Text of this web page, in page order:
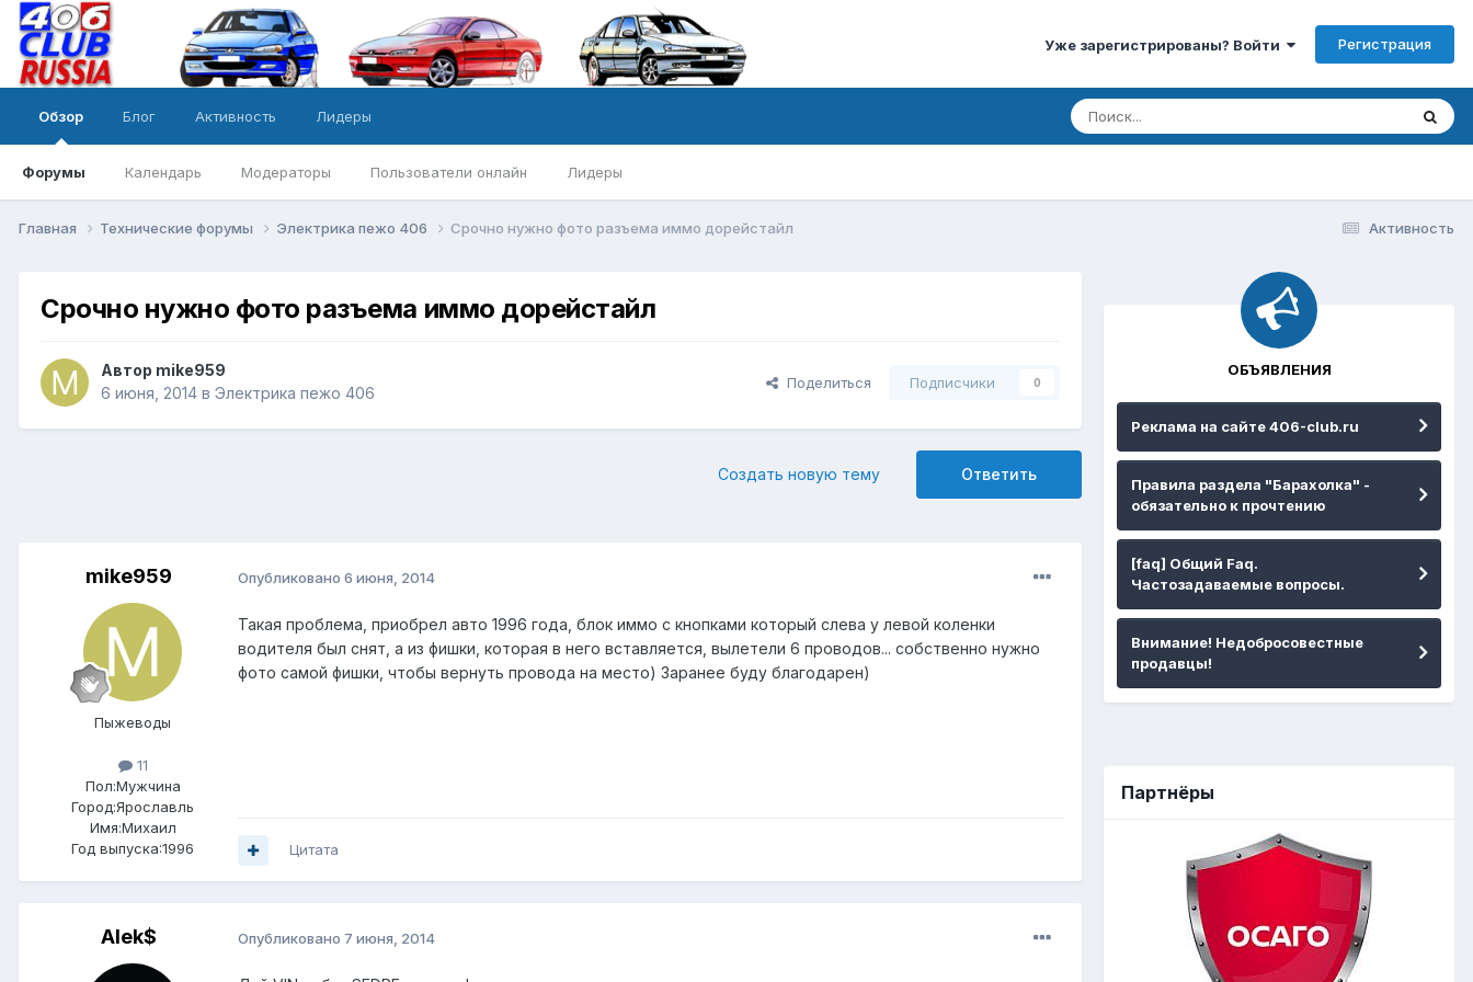
Уже зарегистрированы? Войти Регистрация
Обзор
Форумы Календарь Модераторы Пользователи онлайн Лидеры
Блог Активность Лидеры
Активность
Главная Технические форумы Электрика пежо 406 Срочно нужно фото разъема иммо дорейстайл
Срочно нужно фото разъема иммо дорейстайл
Автор mike959
6 июня, 2014 в Электрика пежо 406
Поделиться Подписчики 0
Ответить
Создать новую тему
mike959
Пыжеводы
11
Пол:Мужчина
Город:Ярославль
Имя:Михаил
Год выпуска:1996
Опубликовано 6 июня, 2014
Такая проблема, приобрел авто 1996 года, блок иммо с кнопками который слева у левой коленки
водителя был снят, а из фишки, которая в него вставляется, вылетели 6 проводов... собственно нужно
фото самой фишки, чтобы вернуть провода на место) Заранее буду благодарен)
Цитата
Alek$ Опубликовано 7 июня, 2014
ОБЪЯВЛЕНИЯ
Реклама на сайте 406-club.ru
Правила раздела "Барахолка" -
обязательно к прочтению
[faq] Общий Faq.
Частозадаваемые вопросы.
Внимание! Недобросовестные
продавцы!
Партнёры